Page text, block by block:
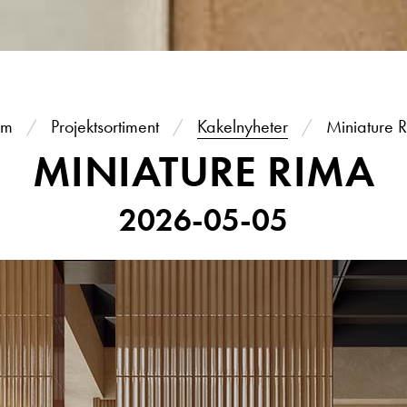
Projektsortiment Kakelnyheter Miniature
MINIATURE RIMA
2026-05-05